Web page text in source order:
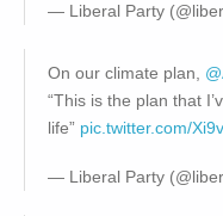
— Liberal Party
On our climate plan,
“This is the plan that
life” pic.twitter.com/
— Liberal Party